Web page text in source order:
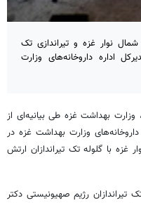
نوار غزه و تیراندازی تک
اداره داروخانه‌های وزارت
بهداشت غزه طی بیانیه‌ای از
وزارت بهداشت غزه در
غزه با گلوله تک تیراندازان ارتش
رژیم صهیونیستی دکتر